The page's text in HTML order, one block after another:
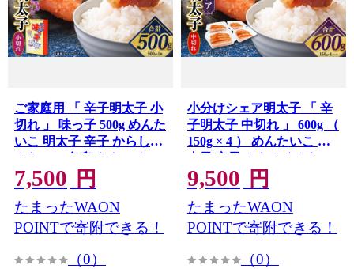
ご家庭用 「 辛子明太子 小
切れ 」 味っ子 500g めんた
いこ 明太子 辛子 からしめ
んたいこ 魚卵 たらこ おつ
まみ おかず 海鮮 魚介類 魚
介
7,500 円
たまったWAON
POINTで寄附できる！
（0）
小分けシェア明太子 「 辛
子明太子 中切れ 」 600g （
150g × 4 ） めんたいこ 明
太子 辛子 からしめんたい
こ 魚卵 たらこ おつまみ お
かず 海鮮 魚介類 魚介
9,500 円
たまったWAON
POINTで寄附できる！
（0）